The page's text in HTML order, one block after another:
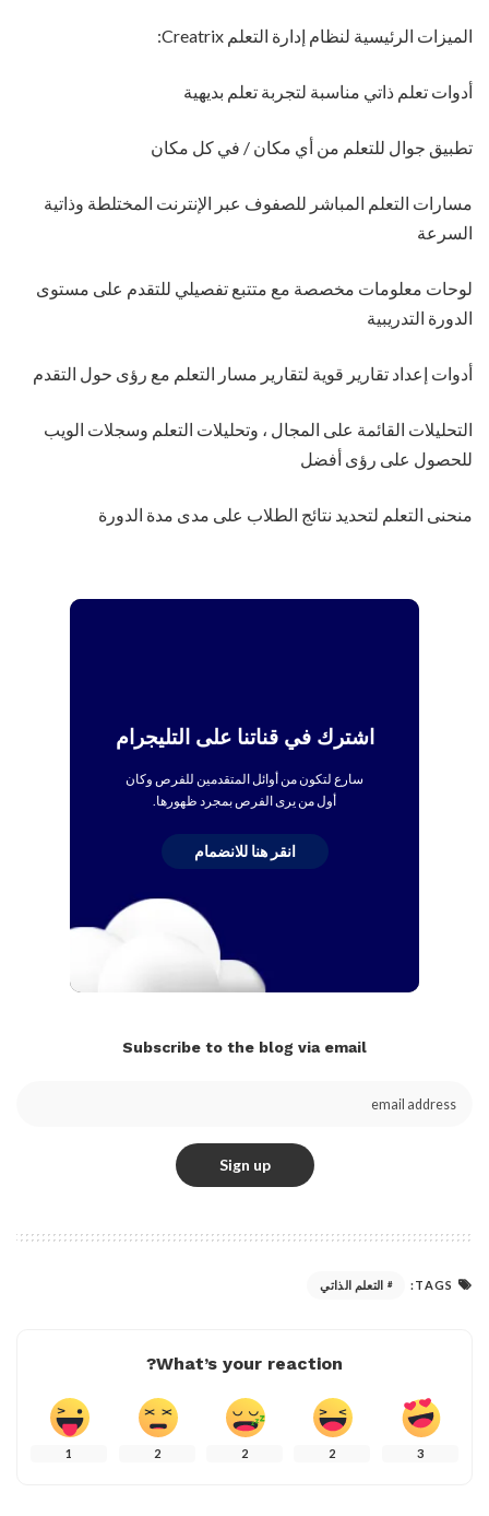
الميزات الرئيسية لنظام إدارة التعلم Creatrix:
أدوات تعلم ذاتي مناسبة لتجربة تعلم بديهية
تطبيق جوال للتعلم من أي مكان / في كل مكان
مسارات التعلم المباشر للصفوف عبر الإنترنت المختلطة وذاتية
السرعة
لوحات معلومات مخصصة مع متتبع تفصيلي للتقدم على مستوى
الدورة التدريبية
أدوات إعداد تقارير قوية لتقارير مسار التعلم مع رؤى حول التقدم
التحليلات القائمة على المجال ، وتحليلات التعلم وسجلات الويب
للحصول على رؤى أفضل
منحنى التعلم لتحديد نتائج الطلاب على مدى مدة الدورة
اشترك في قناتنا على التليجرام
سارع لتكون من أوائل المتقدمين للفرص وكان
أول من يرى الفرص بمجرد ظهورها.
انقر هنا للانضمام
Subscribe to the blog via email
TAGS: التعلم الذاتي
What’s your reaction?
3
2
2
2
1